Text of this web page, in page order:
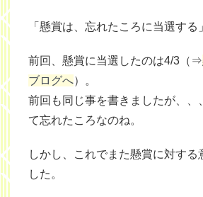
「懸賞は、忘れたころに当選する」
前回、懸賞に当選したのは4/3（⇒
ブログへ）。
前回も同じ事を書きましたが、、
て忘れたころなのね。
しかし、これでまた懸賞に対する
した。